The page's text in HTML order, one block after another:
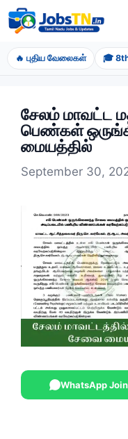
Skip
to
content
🔥 புதிய வேலைகள் 🎓
சேலம் மாவட்ட
பெண்கள்
மையத்தில்
September 30,
WhatsApp Join